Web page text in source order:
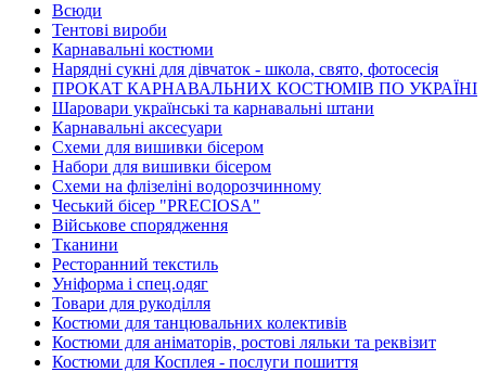
Всюди
Тентові вироби
Карнавальні костюми
Нарядні сукні для дівчаток - школа, свято, фотосесія
ПРОКАТ КАРНАВАЛЬНИХ КОСТЮМІВ ПО УКРАЇНІ
Шаровари українські та карнавальні штани
Карнавальні аксесуари
Схеми для вишивки бісером
Набори для вишивки бісером
Схеми на флізеліні водорозчинному
Чеський бісер "PRECIOSA"
Військове спорядження
Тканини
Ресторанний текстиль
Уніформа і спец.одяг
Товари для рукоділля
Костюми для танцювальних колективів
Костюми для аніматорів, ростові ляльки та реквізит
Костюми для Косплея - послуги пошиття